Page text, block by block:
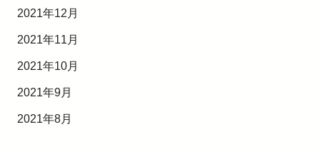
2021年12月
2021年11月
2021年10月
2021年9月
2021年8月